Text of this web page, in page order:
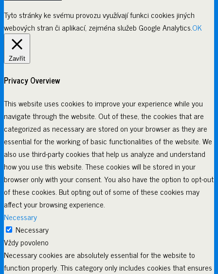
Tyto stránky ke svému provozu využívají funkci cookies jiných
webových stran či aplikací, zejména služeb Google Analytics.OK
Zavřít
Privacy Overview
This website uses cookies to improve your experience while you
navigate through the website. Out of these, the cookies that are
categorized as necessary are stored on your browser as they are
essential for the working of basic functionalities of the website. We
also use third-party cookies that help us analyze and understand
how you use this website. These cookies will be stored in your
browser only with your consent. You also have the option to opt-out
of these cookies. But opting out of some of these cookies may
affect your browsing experience.
Necessary
Necessary
Vždy povoleno
Necessary cookies are absolutely essential for the website to
function properly. This category only includes cookies that ensures